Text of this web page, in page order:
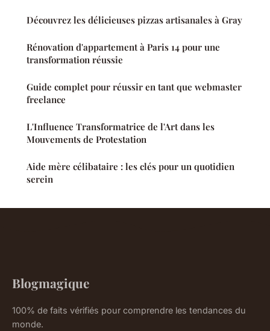
Découvrez les délicieuses pizzas artisanales à Gray
Rénovation d'appartement à Paris 14 pour une
transformation réussie
Guide complet pour réussir en tant que webmaster
freelance
L'Influence Transformatrice de l'Art dans les
Mouvements de Protestation
Aide mère célibataire : les clés pour un quotidien
serein
Blogmagique
100% de faits vérifiés pour comprendre les tendances du
monde.